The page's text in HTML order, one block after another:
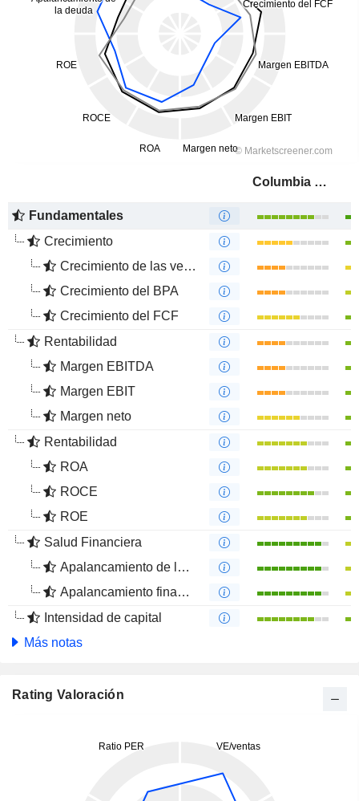
Columbia Sportswear Company
Fundamentales
Crecimiento
Crecimiento de las ventas
Crecimiento del BPA
Crecimiento del FCF
Rentabilidad
Margen EBITDA
Margen EBIT
Margen neto
Rentabilidad
ROA
ROCE
ROE
Salud Financiera
Apalancamiento de la deuda
Apalancamiento financiero
Intensidad de capital
Más notas
Rating Valoración